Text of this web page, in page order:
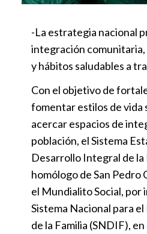
-La estrategia nacional
integración
y hábitos saludables a
Con el objetivo de
fomentar estilos de vida
acercar espacios de
población, el Sistema
Desarrollo Integral de la
homólogo de San Pedro
el Mundialito Social, por
Sistema Nacional para
de la Familia (SNDIF),